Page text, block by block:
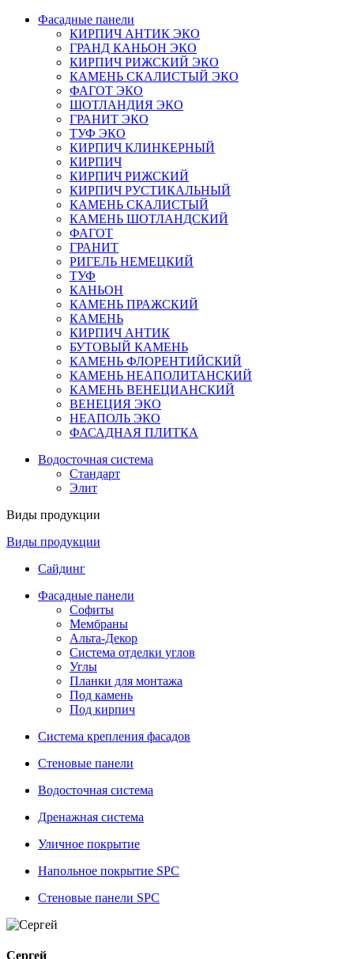
Фасадные панели
КИРПИЧ АНТИК ЭКО
ГРАНД КАНЬОН ЭКО
КИРПИЧ РИЖСКИЙ ЭКО
КАМЕНЬ СКАЛИСТЫЙ ЭКО
ФАГОТ ЭКО
ШОТЛАНДИЯ ЭКО
ГРАНИТ ЭКО
ТУФ ЭКО
КИРПИЧ КЛИНКЕРНЫЙ
КИРПИЧ
КИРПИЧ РИЖСКИЙ
КИРПИЧ РУСТИКАЛЬНЫЙ
КАМЕНЬ СКАЛИСТЫЙ
КАМЕНЬ ШОТЛАНДСКИЙ
ФАГОТ
ГРАНИТ
РИГЕЛЬ НЕМЕЦКИЙ
ТУФ
КАНЬОН
КАМЕНЬ ПРАЖСКИЙ
КАМЕНЬ
КИРПИЧ АНТИК
БУТОВЫЙ КАМЕНЬ
КАМЕНЬ ФЛОРЕНТИЙСКИЙ
КАМЕНЬ НЕАПОЛИТАНСКИЙ
КАМЕНЬ ВЕНЕЦИАНСКИЙ
ВЕНЕЦИЯ ЭКО
НЕАПОЛЬ ЭКО
ФАСАДНАЯ ПЛИТКА
Водосточная система
Стандарт
Элит
Виды продукции
Виды продукции
Сайдинг
Фасадные панели
Софиты
Мембраны
Альта-Декор
Система отделки углов
Углы
Планки для монтажа
Под камень
Под кирпич
Система крепления фасадов
Стеновые панели
Водосточная система
Дренажная система
Уличное покрытие
Напольное покрытие SPC
Стеновые панели SPC
Сергей